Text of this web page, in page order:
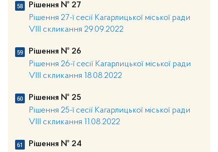
Рішення № 27
Рішення 27-ї сесії Кагарлицької міської ради
VIII скликання 29.09.2022
Рішення № 26
Рішення 26-ї сесії Кагарлицької міської ради
VIII скликання 18.08.2022
Рішення № 25
Рішення 25-ї сесії Кагарлицької міської ради
VIII скликання 11.08.2022
Рішення № 24